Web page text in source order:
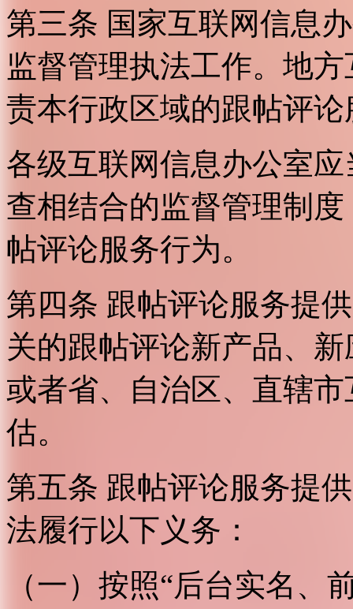
第三条 国家互联网信息
监督管理执法工作。地
责本行政区域的跟帖评
各级互联网信息办公室
查相结合的监督管理制
帖评论服务行为。
第四条 跟帖评论服务提
关的跟帖评论新产品、
或者省、自治区、直辖
估。
第五条 跟帖评论服务提
法履行以下义务：
（一）按照“后台实名、